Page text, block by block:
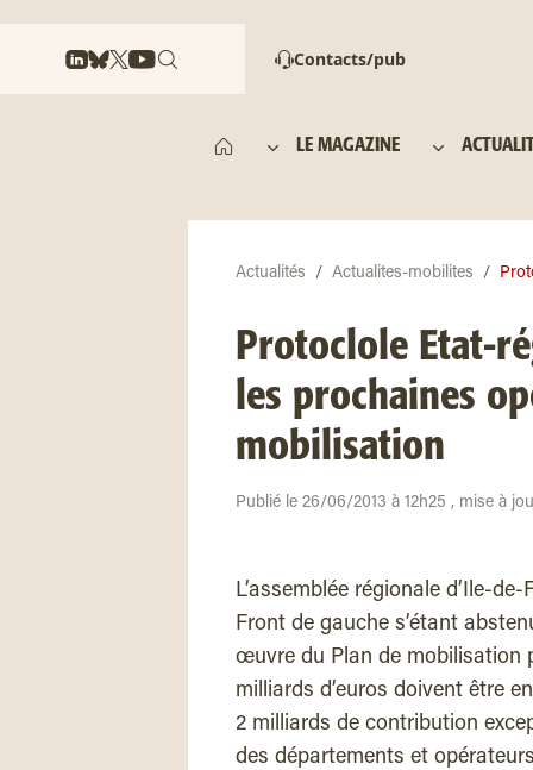
Contacts/pub
LE MAGAZINE
Actualités Actualites-mobilites
Protoclole Etat-
les prochaines
mobilisation
Publié le 26/06/2013 à 12h25 , mise à
L’assemblée régionale d’Ile-
Front de gauche s’étant
œuvre du Plan de mobilisation
milliards d’euros doivent être
2 milliards de contribution
des départements et